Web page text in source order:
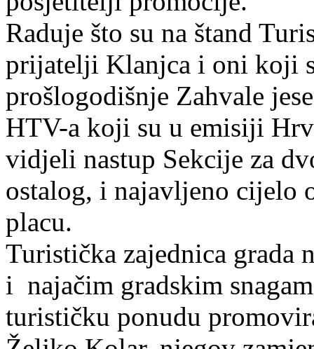
Raduje što su na štand
prijatelji Klanjca i oni koji
prošlogodišnje Zahvale
HTV-a koji su u emisiji
vidjeli nastup Sekcije za
ostalog, i najavljeno cijelo
placu.
Turistička zajednica grada
i najačim gradskim
turističku ponudu